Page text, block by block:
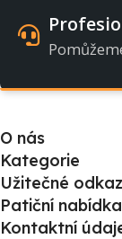
O nás
Kategorie
Užitečné
Patiční nabídka
Kontaktní